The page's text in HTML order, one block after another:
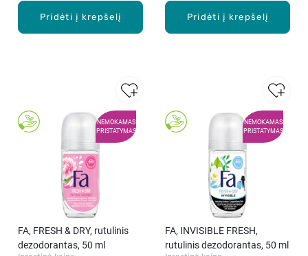
Pridėti į krepšelį Pridėti į krepšelį
NEMOKAMAS
PRISTATYMAS
FA, FRESH & DRY, rutulinis
dezodorantas, 50 ml
NEMOKAMAS
PRISTATYMAS
FA, INVISIBLE FRESH,
rutulinis dezodorantas, 50 ml